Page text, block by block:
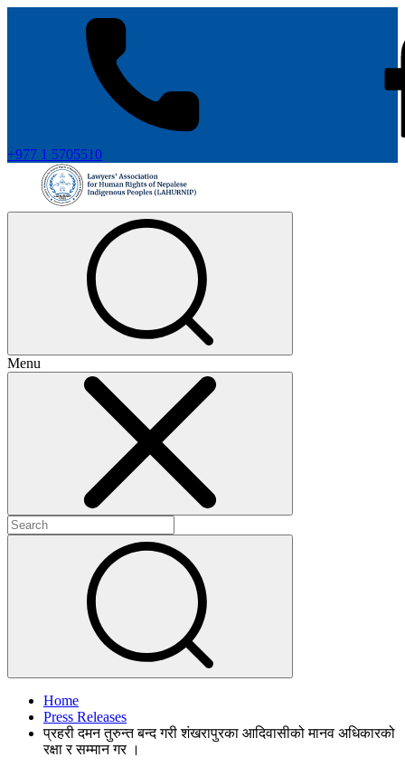
+977 1 5705510
Menu
Home
Press Releases
प्रहरी दमन तुरुन्त बन्द गरी शंखरापुरका आदिवासीको मानव अधिकारको
रक्षा र सम्मान गर ।